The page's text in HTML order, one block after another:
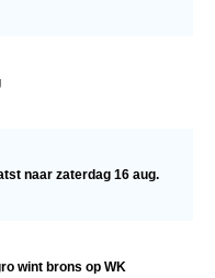
naar zaterdag 16 aug.
wint brons op WK